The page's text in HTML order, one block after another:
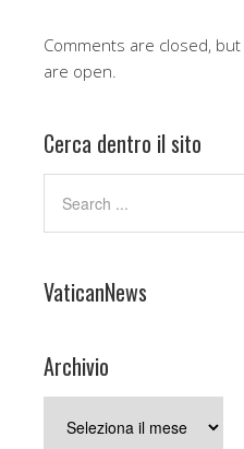
Comments are closed, but
are open.
Cerca dentro il sito
VaticanNews
Archivio